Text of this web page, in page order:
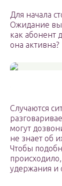
Для начала
Ожидание
как абонент
она активна?
Случаются
могут
не знает об
Чтобы
удержания и